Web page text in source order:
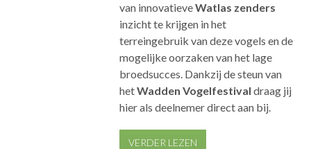
van innovatieveWatlas zenders
inzicht te krijgen in het
terreingebruik van deze vogels en de
mogelijke oorzaken van het lage
broedsucces. Dankzij de steun van
hetWadden Vogelfestival draag jij
hier als deelnemer direct aan bij.
VERDER LEZEN